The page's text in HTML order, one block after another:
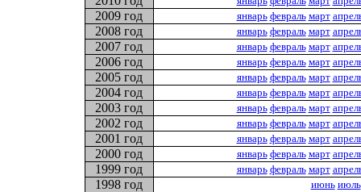
2009 год январь февраль март
2008 год январь февраль март
2007 год январь февраль март
2006 год январь февраль март
2005 год январь февраль март
2004 год январь февраль март
2003 год январь февраль март
2002 год январь февраль март
2001 год январь февраль март
2000 год январь февраль март
1999 год январь февраль март
1998 год июнь июль